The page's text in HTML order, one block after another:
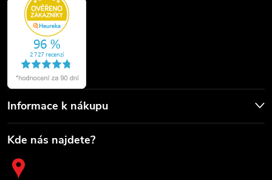
Informace k nákupu
Kde nás najdete?